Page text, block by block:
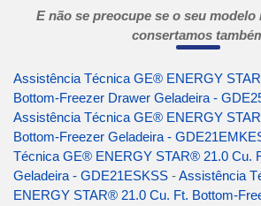
E não se preocupe se o seu modelo
consertamos
Assistência Técnica GE® ENERGY
Bottom-Freezer Drawer Geladeira -
Assistência Técnica GE® ENERGY
Bottom-Freezer Geladeira -
Técnica GE® ENERGY STAR® 21.0 Cu.
Geladeira - GDE21ESKSS -Assistência
ENERGY STAR® 21.0 Cu. Ft. Bottom-